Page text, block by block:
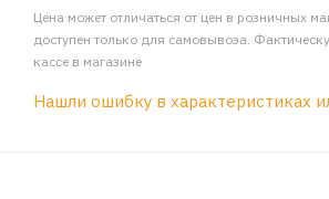
Цена может отличаться от цен в розничных
доступен только для самовывоза.
кассе в магазине
Нашли ошибку в характеристиках